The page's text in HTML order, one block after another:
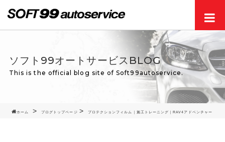
ソフト99オートサービスBLOG
This is the official blog site of Soft99autoservice.
ホーム ブログトップページ プロテクションフィルム｜施工トレーニング｜RAV4アドベンチャー